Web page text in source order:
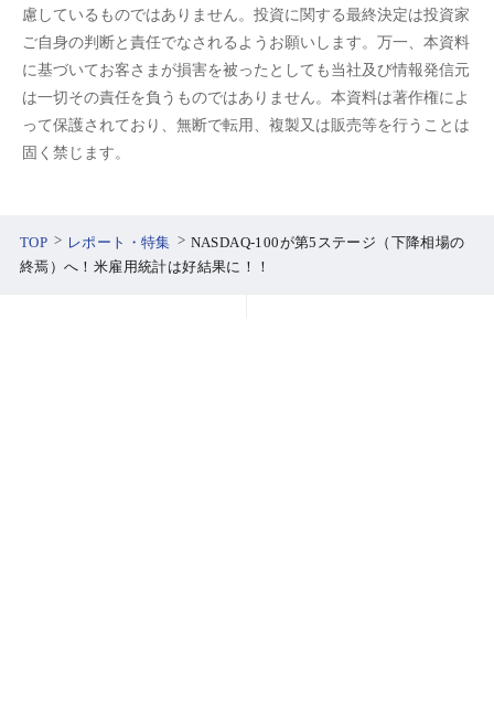
慮しているものではありません。投資に関する最終決定は投資家
ご自身の判断と責任でなされるようお願いします。万一、本資料
に基づいてお客さまが損害を被ったとしても当社及び情報発信元
は一切その責任を負うものではありません。本資料は著作権によ
って保護されており、無断で転用、複製又は販売等を行うことは
固く禁じます。
TOP レポート・特集
NASDAQ-100が第5ステージ（下降相場の
終焉）へ！米雇用統計は好結果に！！